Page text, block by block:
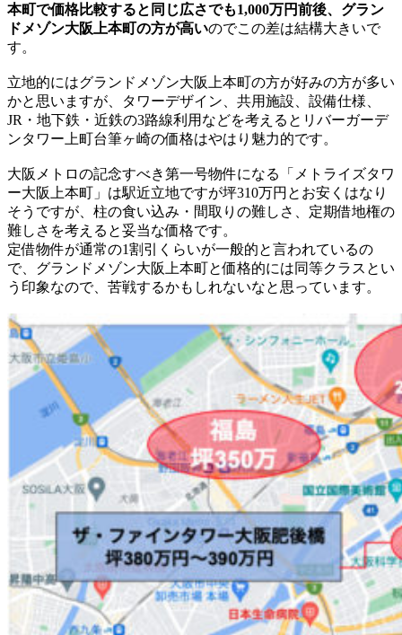
本町で価格比較すると同じ広さでも1,000万円前後、グラン
ドメゾン大阪上本町の方が高いのでこの差は結構大きいで
す。
立地的にはグランドメゾン大阪上本町の方が好みの方が多い
かと思いますが、タワーデザイン、共用施設、設備仕様、
JR・地下鉄・近鉄の3路線利用などを考えるとリバーガーデ
ンタワー上町台筆ヶ崎の価格はやはり魅力的です。
大阪メトロの記念すべき第一号物件になる「メトライズタワ
ー大阪上本町」は駅近立地ですが坪310万円とお安くはなり
そうですが、柱の食い込み・間取りの難しさ、定期借地権の
難しさを考えると妥当な価格です。
定借物件が通常の1割引くらいが一般的と言われているの
で、グランドメゾン大阪上本町と価格的には同等クラスとい
う印象なので、苦戦するかもしれないなと思っています。